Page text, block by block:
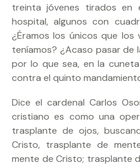
treinta jóvenes tirados en
hospital, algunos con
¿Éramos los únicos que los
teníamos? ¿Acaso pasar de
por lo que sea, en la
contra el quinto
Dice el cardenal Carlos
cristiano es como una
trasplante de ojos,
Cristo, trasplante de
mente de Cristo; trasplante